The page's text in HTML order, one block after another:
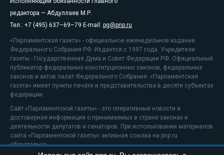
редактора — Абдуллаев М.Р.
Тел.: +7 (495) 637–69–79 E-mail: pg@pnp.ru
«Парламентская газета» - официальное еженедельное издание
Федерального Собрания РФ. Издается с 1997 года. Учредители
газеты - Государственная Дума и Совет Федерации РФ. Официальный
публикатор федеральных конституционных законов, федеральных
законов и актов палат Федерального Собрания. «Парламентская
газета» имеет пункты печати и представительства в десяти субъектах
федерации.
Сайт «Парламентской газеты» - это оперативные новости и
достоверная информация о принимаемых в стране законах и
деятельности депутатов и сенаторов. При использовании материалов
сайта «Парламентской газеты» активная ссылка на pnp.ru
обязательна.